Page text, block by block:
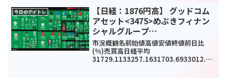
今日のデイトレ
【日経：1876円高】 グッドコム
アセット<3475>めぶきフィナン
シャルグループ
<7167>GFA<8783>今日のデイト
レ4月8日
市況概観名前始値高値安値終値前日比
(%)売買高日経平均
31729.1133257.1631703.6933012.58